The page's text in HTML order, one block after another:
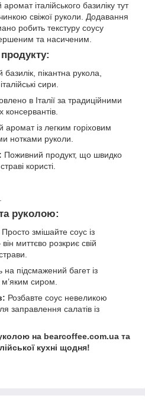
італійського базиліку тут
свіжої руколи. Додавання
робить текстуру соусу
та насиченим.
базилік, пікантна рукола,
сири.
в Італії за традиційними
аромат із легким горіховим
нотками руколи.
Поживний продукт, що швидко
користі.
та руколою:
Просто змішайте соус із
миттєво розкриє свій
на підсмажений багет із
сиром.
Розбавте соус невеликою
заправлення салатів із
на bearcoffee.com.ua та
кухні щодня!